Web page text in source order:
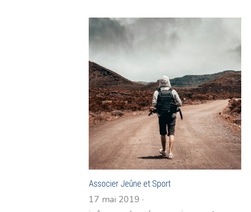
Associer Jeûne et Sport
17 mai 2019 ·